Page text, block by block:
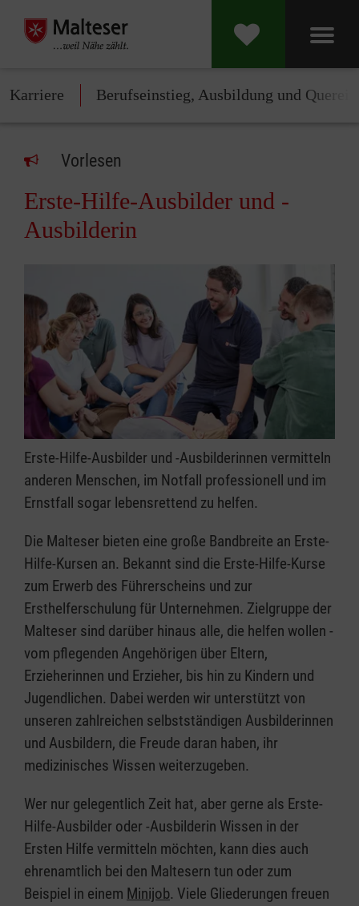
Karriere Berufseinstieg, Ausbildung und
Vorlesen
Erste-Hilfe-Ausbilder und -
Ausbilderin
Erste-Hilfe-Ausbilder und -Ausbilderinnen vermitteln
anderen Menschen, im Notfall professionell und im
Ernstfall sogar lebensrettend zu helfen.
Die Malteser bieten eine große Bandbreite an Erste-
Hilfe-Kursen an. Bekannt sind die Erste-Hilfe-Kurse
zum Erwerb des Führerscheins und zur
Ersthelferschulung für Unternehmen. Zielgruppe der
Malteser sind darüber hinaus alle, die helfen wollen -
vom pflegenden Angehörigen über Eltern,
Erzieherinnen und Erzieher, bis hin zu Kindern und
Jugendlichen. Dabei werden wir unterstützt von
unseren zahlreichen selbstständigen Ausbilderinnen
und Ausbildern, die Freude daran haben, ihr
medizinisches Wissen weiterzugeben.
Wer nur gelegentlich Zeit hat, aber gerne als Erste-
Hilfe-Ausbilder oder -Ausbilderin Wissen in der
Ersten Hilfe vermitteln möchten, kann dies auch
ehrenamtlich bei den Maltesern tun oder zum
Beispiel in einem Minijob. Viele Gliederungen freuen